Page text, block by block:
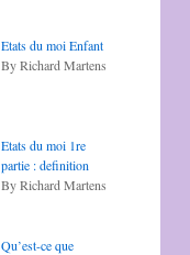
Etats du moi Enfant
By Richard Martens
Etats du moi 1re
partie : definition
By Richard Martens
Qu’est-ce que